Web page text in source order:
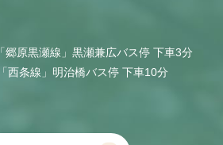
郷原黒瀬線」黒瀬兼広バス停 下車3分
西条線」明治橋バス停 下車10分